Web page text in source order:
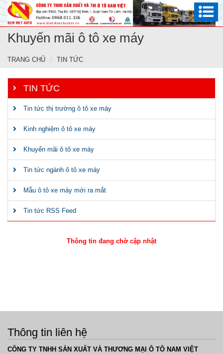
Khuyến mãi ô tô xe máy
TRANG CHỦ TIN TỨC
TIN TỨC
Tin tức thị trường ô tô xe máy
Kinh nghiệm ô tô xe máy
Khuyến mãi ô tô xe máy
Tin tức ngành ô tô xe máy
Mẫu ô tô xe máy mới ra mắt
Tin tức RSS Feed
Thông tin đang chờ cập nhật
Thông tin liên hệ
CÔNG TY TNHH SẢN XUẤT VÀ THƯƠNG MẠI Ô TÔ NAM VIỆT